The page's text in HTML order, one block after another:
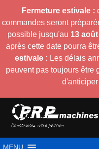
Fermeture estivale :
commandes seront
possible jusqu'au 13
après cette date pourra
estivale : Les délais
peuvent pas toujours être
MENU